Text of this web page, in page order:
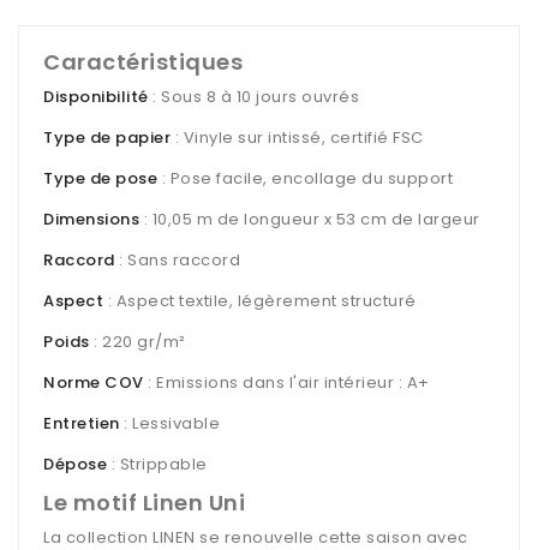
Caractéristiques
Disponibilité : Sous 8 à 10 jours ouvrés
Type de papier : Vinyle sur intissé, certifié FSC
Type de pose : Pose facile, encollage du support
Dimensions : 10,05 m de longueur x 53 cm de largeur
Raccord : Sans raccord
Aspect : Aspect textile, légèrement structuré
Poids : 220 gr/m²
Norme COV : Emissions dans l'air intérieur : A+
Entretien : Lessivable
Dépose : Strippable
Le motif Linen Uni
La collection LINEN se renouvelle cette saison avec